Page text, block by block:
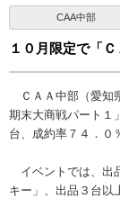
CAA中部
１０月限定で「
ＣＡＡ中部（愛知
期末大商戦パート１
台、成約率７４．０
イベントでは、出
キー」、出品３台以